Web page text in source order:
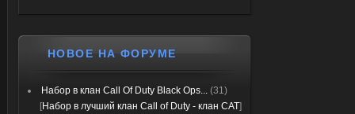
НОВОЕ НА ФОРУМЕ
Набор в клан Call Of Duty Black Ops... (31)
[Набор в лучший клан Call of Duty - клан CAT]